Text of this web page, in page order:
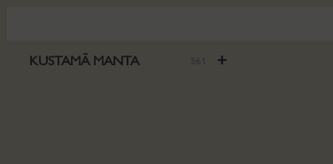
saturu
+
KUSTAMĀ MANTA